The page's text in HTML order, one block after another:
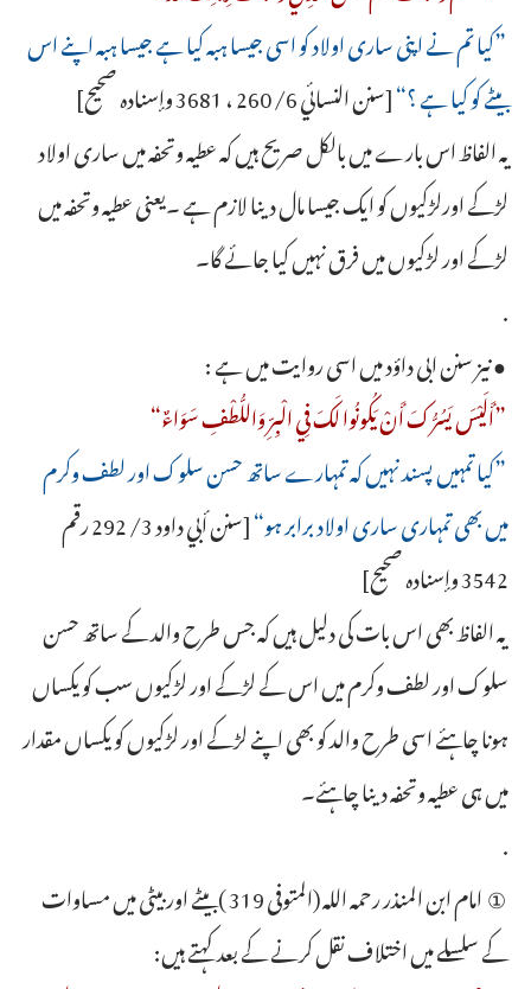
”کیا تم نے اپنی ساری اولاد کو اسی جیسا ہبہ کیا ہے جیسا ہبہ اپنے اس
بیٹے کو کیا ہے ؟“[سنن النسائي 6/ 260 ، 3681 وإسناده صحيح]
یہ الفاظ اس بارے میں بالکل صریح ہیں کہ عطیہ وتحفہ میں ساری اولاد
لڑکے اورلڑکیوں کو ایک جیسا مال دینا لازم ہے ۔یعنی عطیہ وتحفہ میں
لڑکے اور لڑکیوں میں فرق نہیں کیا جائے گا۔
.
● نیز سنن ابی داؤد میں اسی روایت میں ہے :
”أَلَيْسَ ‌يَسُرُّكَ ‌أَنْ ‌يَكُونُوا ‌لَكَ ‌فِي ‌الْبِرِّ ‌وَاللُّطْفِ ‌سَوَاءٌ“
”کیا تمہیں پسند نہیں کہ تمہارے ساتھ حسن سلوک اور لطف وکرم
میں بھی تمہاری ساری اولاد برابر ہو“
[سنن أبي داود 3/ 292 رقم
3542 وإسناده صحيح]
یہ الفاظ بھی اس بات کی دلیل ہیں کہ جس طرح والد کے ساتھ حسن
سلوک اور لطف وکرم میں اس کے لڑکے اور لڑکیوں سب کو یکساں
ہونا چاہئے اسی طرح والد کو بھی اپنے لڑکے اور لڑکیوں کو یکساں مقدار
میں ہی عطیہ وتحفہ دینا چاہئے۔
.
① امام ابن المنذر رحمہ اللہ (المتوفى 319 ) بیٹے اوربیٹی میں مساوات
کے سلسلے میں اختلاف نقل کرنے کے بعد کہتے ہیں: